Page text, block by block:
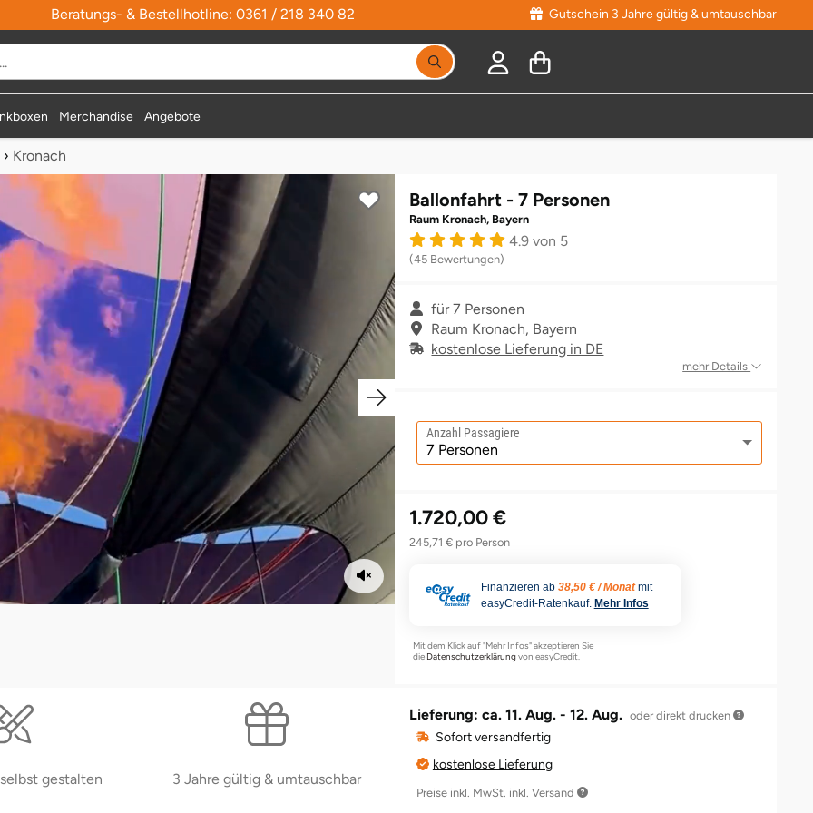
Beratungs- & Bestellhotline: 0361 / 218 340 82 Gutschein 3 Jahre gültig & umtauschbar
Suchbegriff eingeben, Vorschläge erscheinen
Merchandise Angebote
› Kronach
gestalten 3 Jahre gültig & umtauschbar
Ballonfahrt - 7 Personen
Raum Kronach, Bayern
4.9 von 5
(45 Bewertungen)
für 7 Personen
Raum Kronach, Bayern
kostenlose Lieferung in DE
mehr Details
Anzahl Passagiere
1.720,00 €
245,71 € pro Person
Finanzieren ab 38,50 € / Monat mit
easyCredit-Ratenkauf. Mehr Infos
Mit dem Klick auf "Mehr Infos" akzeptieren Sie
die Datenschutzerklärungvon easyCredit.
Lieferung: ca. 11. Aug. - 12. Aug. oder direkt drucken
Sofort versandfertig
kostenlose Lieferung
Preise inkl. MwSt. inkl. Versand